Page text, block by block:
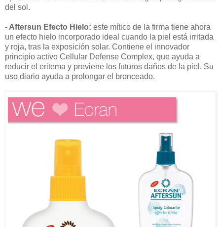
del sol.
- Aftersun Efecto Hielo: este mítico de la firma tiene ahora
un efecto hielo incorporado ideal cuando la piel está irritada
y roja, tras la exposición solar. Contiene el innovador
principio activo Cellular Defense Complex, que ayuda a
reducir el eritema y previene los futuros daños de la piel. Su
uso diario ayuda a prolongar el bronceado.